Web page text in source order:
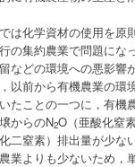
は化学資材の使用を原
の集約農業で問題にな
などの環境への悪影響
以前から有機農業の環
たことの一つに，有機
からのN2O（亜酸化窒
二窒素）排出量が少な
業よりも少ないため，